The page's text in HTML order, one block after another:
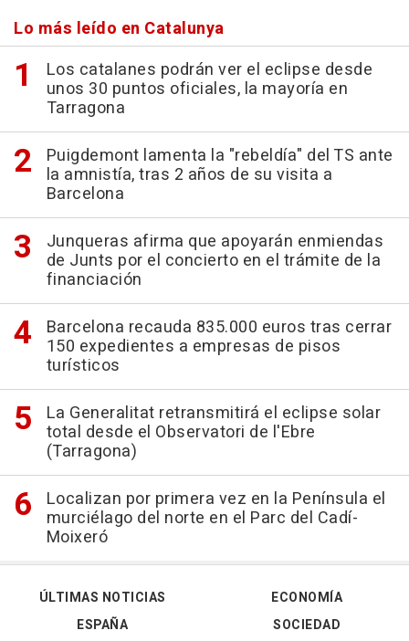
Lo más leído en Catalunya
Los catalanes podrán ver el eclipse desde
unos 30 puntos oficiales, la mayoría en
Tarragona
Puigdemont lamenta la "rebeldía" del TS ante
la amnistía, tras 2 años de su visita a
Barcelona
Junqueras afirma que apoyarán enmiendas
de Junts por el concierto en el trámite de la
financiación
Barcelona recauda 835.000 euros tras cerrar
150 expedientes a empresas de pisos
turísticos
La Generalitat retransmitirá el eclipse solar
total desde el Observatori de l'Ebre
(Tarragona)
Localizan por primera vez en la Península el
murciélago del norte en el Parc del Cadí-
Moixeró
ÚLTIMAS NOTICIAS
ESPAÑA
ECONOMÍA
SOCIEDAD